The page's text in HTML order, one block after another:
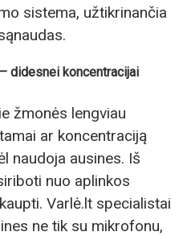
sistema, užtikrinančia
didesnei koncentracijai
žmonės lengviau
ar koncentraciją
naudoja ausines. Iš
nuo aplinkos
Varlė.lt specialistai
ne tik su mikrofonu,